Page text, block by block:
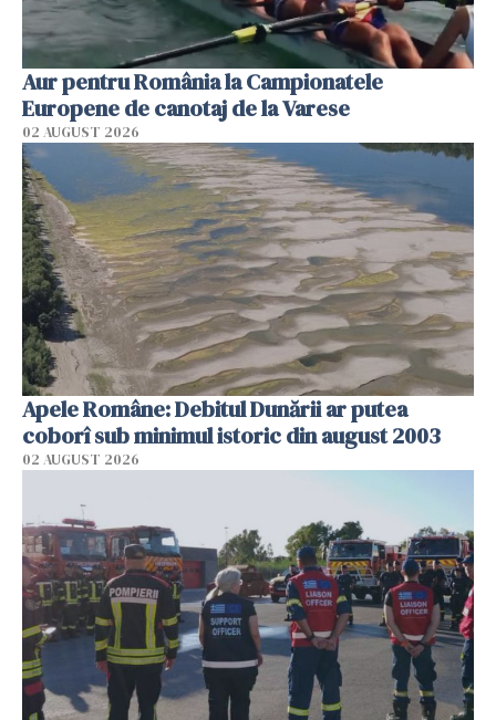
Aur pentru România la Campionatele
Europene de canotaj de la Varese
02 AUGUST 2026
Apele Române: Debitul Dunării ar putea
coborî sub minimul istoric din august 2003
02 AUGUST 2026